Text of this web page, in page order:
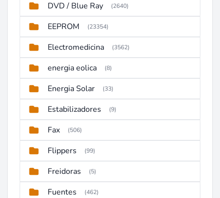
DVD / Blue Ray (2640)
EEPROM (23354)
Electromedicina (3562)
energia eolica (8)
Energia Solar (33)
Estabilizadores (9)
Fax (506)
Flippers (99)
Freidoras (5)
Fuentes (462)